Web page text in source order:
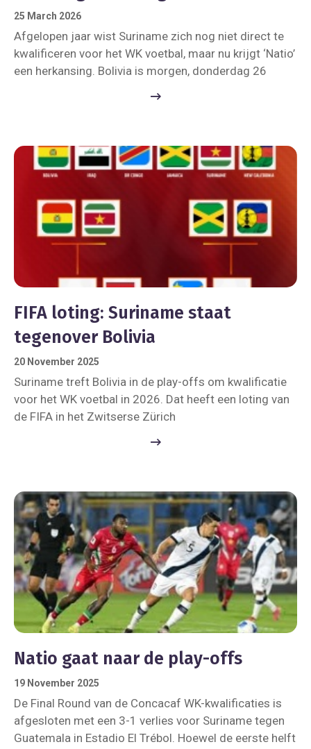
25 March 2026
Afgelopen jaar wist Suriname zich nog niet direct te
kwalificeren voor het WK voetbal, maar nu krijgt ‘Natio’
een herkansing. Bolivia is morgen, donderdag 26
FIFA loting: Suriname staat
tegenover Bolivia
20 November 2025
Suriname treft Bolivia in de play-offs om kwalificatie
voor het WK voetbal in 2026. Dat heeft een loting van
de FIFA in het Zwitserse Zürich
Natio gaat naar de play-offs
19 November 2025
De Final Round van de Concacaf WK-kwalificaties is
afgesloten met een 3-1 verlies voor Suriname tegen
Guatemala in Estadio El Trébol. Hoewel de eerste helft